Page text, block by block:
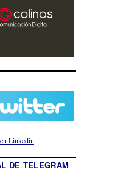
DE TELEGRAM